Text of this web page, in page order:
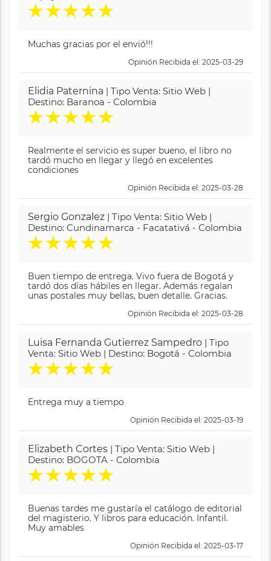
★★★★★
Muchas gracias por el envió!!!
Opinión Recibida el: 2025-03-29
Elidia Paternina | Tipo Venta: Sitio Web |
Destino: Baranoa - Colombia
★★★★★
Realmente el servicio es super bueno, el libro no
tardó mucho en llegar y llegó en excelentes
condiciones
Opinión Recibida el: 2025-03-28
Sergio Gonzalez | Tipo Venta: Sitio Web |
Destino: Cundinamarca - Facatativá - Colombia
★★★★★
Buen tiempo de entrega. Vivo fuera de Bogotá y
tardó dos días hábiles en llegar. Además regalan
unas postales muy bellas, buen detalle. Gracias.
Opinión Recibida el: 2025-03-28
Luisa Fernanda Gutierrez Sampedro | Tipo
Venta: Sitio Web | Destino: Bogotá - Colombia
★★★★★
Entrega muy a tiempo
Opinión Recibida el: 2025-03-19
Elizabeth Cortes | Tipo Venta: Sitio Web |
Destino: BOGOTA - Colombia
★★★★★
Buenas tardes me gustaría el catálogo de editorial
del magisterio. Y libros para educación. Infantil.
Muy amables
Opinión Recibida el: 2025-03-17